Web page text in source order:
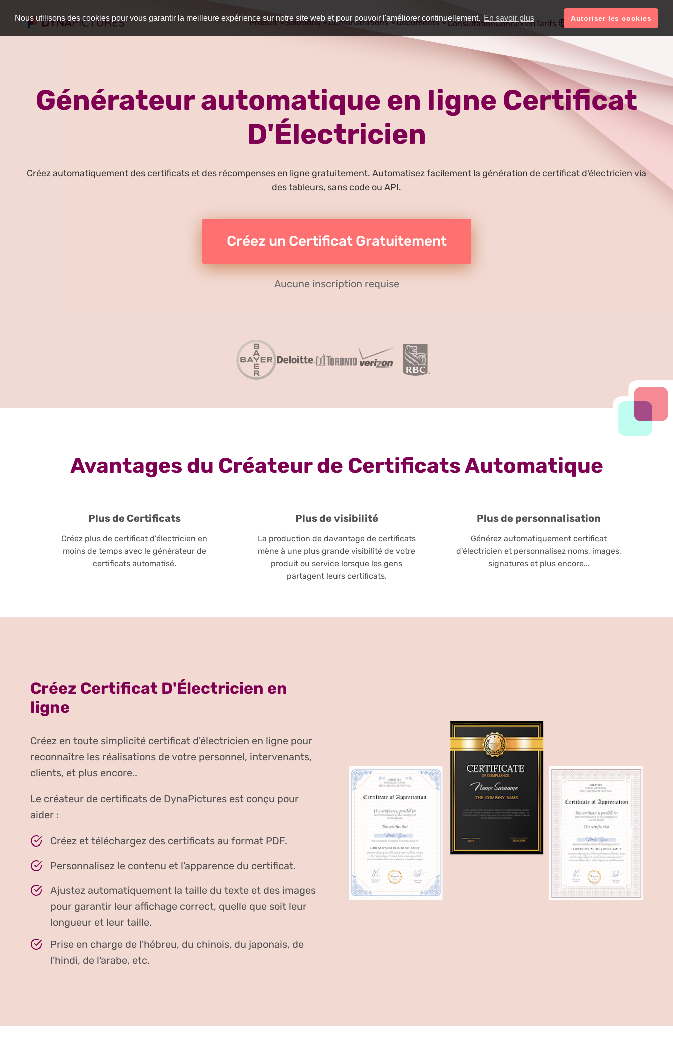
Nous utilisons des cookies pour vous garantir la meilleure expérience sur notre site web et pour pouvoir l'améliorer continuellement. En savoir plus Autoriser les cookies
Produit Solutions Démonstrations Documents ConsultationConnexionTarifs Français Compte
Générateur automatique en ligne Certificat
D'Électricien
Créez automatiquement des certificats et des récompenses en ligne gratuitement. Automatisez facilement la génération de certificat d'électricien via
des tableurs, sans code ou API.
Créez un Certificat Gratuitement
Aucune inscription requise
Avantages du Créateur de Certificats Automatique
Plus de Certificats
Créez plus de certificat d'électricien en
moins de temps avec le générateur de
certificats automatisé.
Plus de visibilité
La production de davantage de certificats
mène à une plus grande visibilité de votre
produit ou service lorsque les gens
partagent leurs certificats.
Plus de personnalisation
Générez automatiquement certificat
d'électricien et personnalisez noms, images,
signatures et plus encore...
Créez Certificat D'Électricien en
ligne
Créez en toute simplicité certificat d'électricien en ligne pour
reconnaître les réalisations de votre personnel, intervenants,
clients, et plus encore..
Le créateur de certificats de DynaPictures est conçu pour
aider :
Créez et téléchargez des certificats au format PDF.
Personnalisez le contenu et l'apparence du certificat.
Ajustez automatiquement la taille du texte et des images
pour garantir leur affichage correct, quelle que soit leur
longueur et leur taille.
Prise en charge de l'hébreu, du chinois, du japonais, de
l'hindi, de l'arabe, etc.